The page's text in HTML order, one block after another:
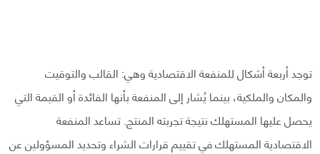
توجد أربعة أشكال للمنفعة الاقتصادية وهي: القالب والتوقيت
والمكان والملكية، بينما يُشار إلى المنفعة بأنها الفائدة أو القيمة التي
يحصل عليها المستهلك نتيجة تجربته المنتج. تساعد المنفعة
الاقتصادية المستهلك في تقييم قرارات الشراء وتحديد المسؤولين عن